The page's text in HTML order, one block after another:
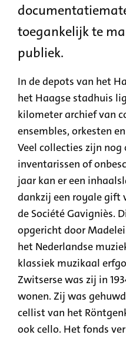
toegankelijk te
publiek.
In de depots van het
het Haagse stadhuis
kilometer archief van
ensembles, orkesten
Veel collecties zijn
inventarissen of
jaar kan er een
dankzij een royale gift
de Société Gavigniès.
opgericht door
het Nederlandse
klassiek muzikaal
Zwitserse was zij in
wonen. Zij was
cellist van het
ook cello. Het fonds